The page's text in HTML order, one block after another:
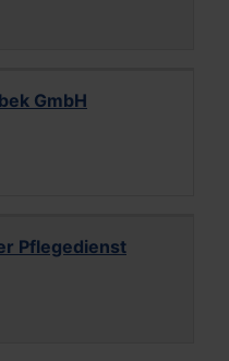
GmbH
Pflegedienst